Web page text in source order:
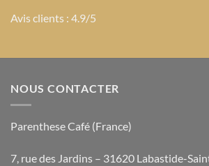
Avis clients : 4.9/5
NOUS CONTACTER
Parenthese Café (France)
7, rue des Jardins – 31620 Labastide-